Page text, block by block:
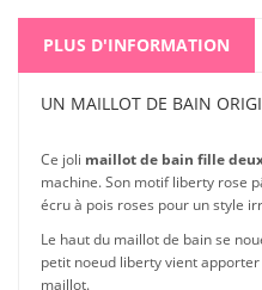
PLUS D'INFORMATION
UN MAILLOT DE BAIN
Ce joli maillot de bain fille
machine. Son motif liberty rose
écru à pois roses pour un style
Le haut du maillot de bain se
petit noeud liberty vient
maillot.